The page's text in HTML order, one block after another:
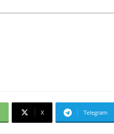
X Telegram